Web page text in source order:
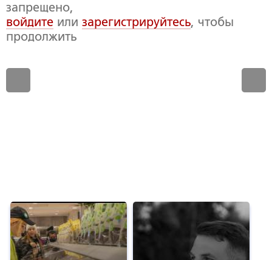
запрещено,
войдите или зарегистрируйтесь, чтобы
продолжить